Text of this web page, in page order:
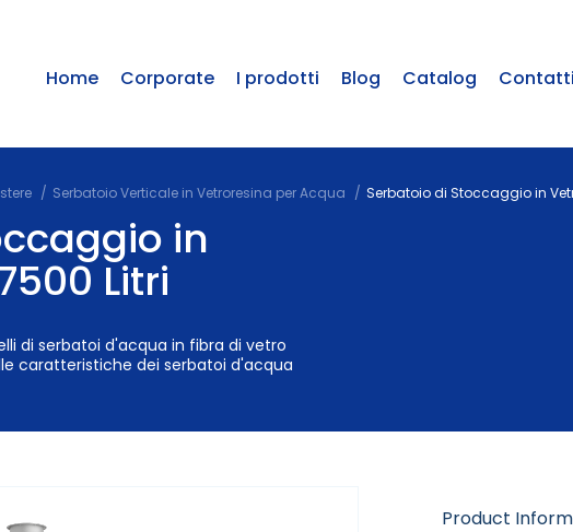
Home
Corporate I prodotti Blog Catalog Contatti
Serbatoio Verticale in Vetroresina per Acqua Serbatoio di Stoccaggio in
in
Litri
di serbatoi d'acqua in fibra di vetro
caratteristiche dei serbatoi d'acqua
Product